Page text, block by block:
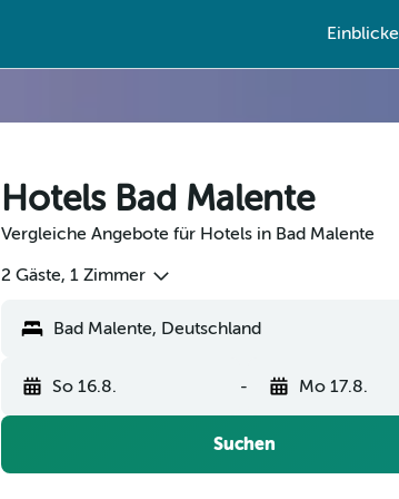
Einblicke
Hotels Bad Malente
Vergleiche Angebote für Hotels in Bad Malente
2 Gäste, 1 Zimmer
So 16.8. - Mo 17.8.
Suchen